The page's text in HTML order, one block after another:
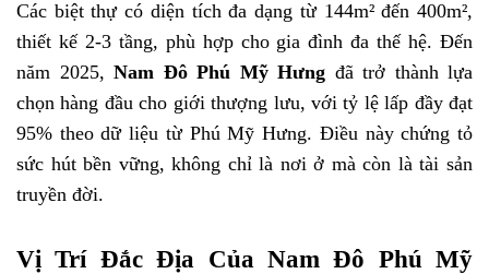
Các biệt thự có diện tích đa dạng từ 144m² đến 400m²,
thiết kế 2-3 tầng, phù hợp cho gia đình đa thế hệ. Đến
năm 2025, Nam Đô Phú Mỹ Hưng đã trở thành lựa
chọn hàng đầu cho giới thượng lưu, với tỷ lệ lấp đầy đạt
95% theo dữ liệu từ Phú Mỹ Hưng. Điều này chứng tỏ
sức hút bền vững, không chỉ là nơi ở mà còn là tài sản
truyền đời.
Vị Trí Đắc Địa Của Nam Đô Phú Mỹ